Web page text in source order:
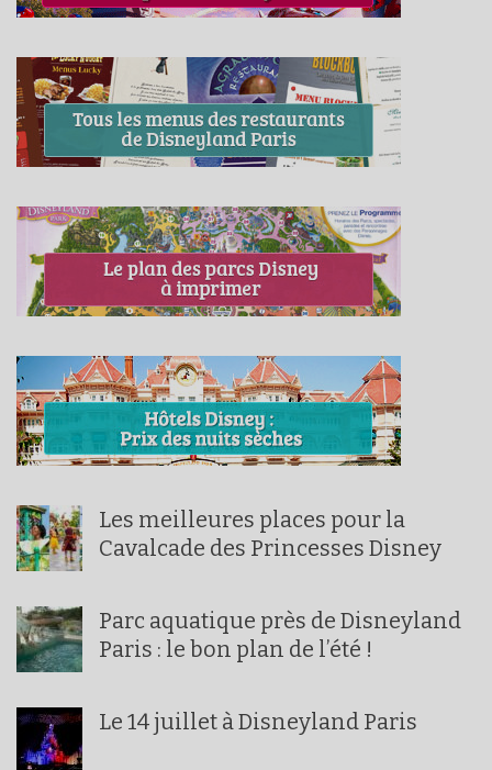
Les meilleures places pour la
Cavalcade des Princesses Disney
Parc aquatique près de Disneyland
Paris : le bon plan de l’été !
Le 14 juillet à Disneyland Paris